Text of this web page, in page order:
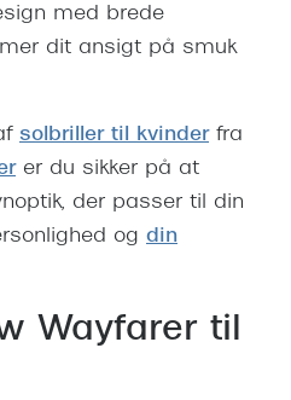
med brede
dit ansigt på smuk
solbriller til kvinderfra
er du sikker på at
der passer til din
og din
Wayfarer til